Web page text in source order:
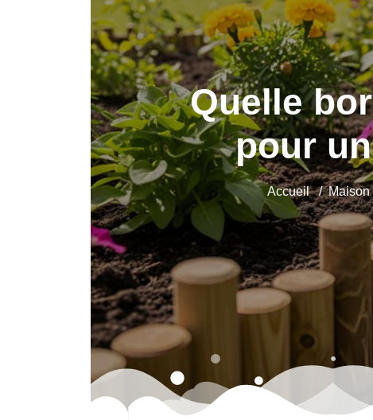
Quelle
pour
Accueil Maison